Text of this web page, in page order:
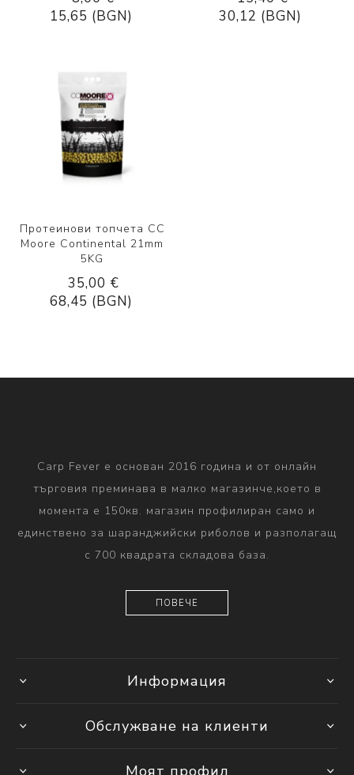
15,65 (BGN)
30,12 (BGN)
Протеинови топчета CC
Moore Continental 21mm
5KG
35,00 €
68,45 (BGN)
Carp Fever е основан 2016 година и от онлайн
търговия преминава в малко магазинче,което в
момента е 150кв. магазин профилиран само и
единствено за шаранджийски риболов и разполагащ
с 700 квадрата складова база.
ПОВЕЧЕ
Информация
Обслужване на клиенти
Моят профил